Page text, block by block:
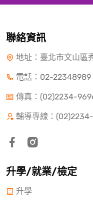
聯絡資訊
地址：臺北市文山區
電話： 02-22348989
傳真：(02)2234-
輔導專線：
升學/就業/檢定
升學